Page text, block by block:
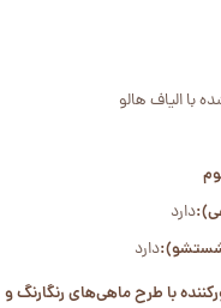
با الیاف هالو
دارد
شستشو):دارد
با طرح ماهی‌های رنگارنگ و